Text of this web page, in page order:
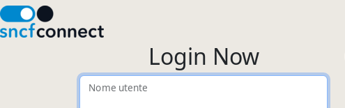
Login Now
Nome utente